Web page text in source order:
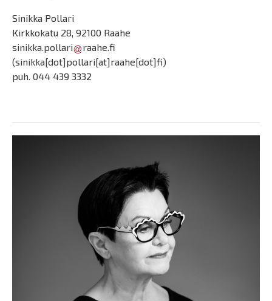
Sinikka Pollari
Kirkkokatu 28, 92100 Raahe
sinikka.pollari
raahe.fi
(sinikka[dot]pollari[at]raahe[dot]fi)
puh. 044 439 3332